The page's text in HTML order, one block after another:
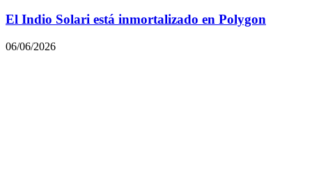
El Indio Solari está inmortalizado en Polygon
06/06/2026